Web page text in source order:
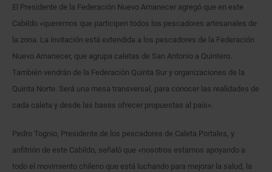
El Presidente de la Federación Nuevo Amanecer agregó que en este
Cabildo «queremos que participen todos los pescadores artesanales de
la zona. La invitación está extendida a los pescadores de la Federación
Nuevo Amanecer, que agrupa caletas de San Antonio a Quintero.
También vendrán de la Federación Quinta Sur y organizaciones de la
Quinta Norte. Será una mesa transversal, para conocer las realidades de
cada caleta y desde las bases ofrecer propuestas al país».
Pedro Tognio, Presidente de los pescadores de Caleta Portales, y
anfitrión de este Cabildo, señaló que «nosotros estamos apoyando a
todo el movimiento chileno que está luchando para mejorar la salud, la